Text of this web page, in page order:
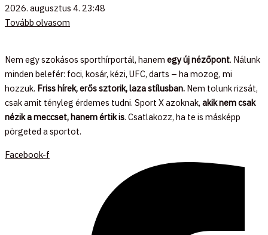
2026. augusztus 4. 23:48
Tovább olvasom
Nem egy szokásos sporthírportál, hanem egy új nézőpont. Nálunk
minden belefér: foci, kosár, kézi, UFC, darts – ha mozog, mi
hozzuk. Friss hírek, erős sztorik, laza stílusban. Nem tolunk rizsát,
csak amit tényleg érdemes tudni. Sport X azoknak, akik nem csak
nézik a meccset, hanem értik is. Csatlakozz, ha te is másképp
pörgeted a sportot.
Facebook-f